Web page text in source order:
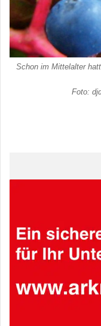
Schon im Mittelalter
Foto: